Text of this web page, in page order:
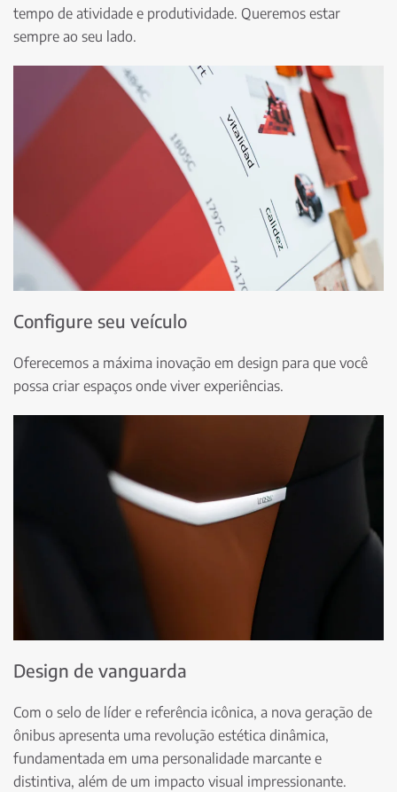
tempo de atividade e produtividade. Queremos estar
sempre ao seu lado.
Configure seu veículo
Oferecemos a máxima inovação em design para que você
possa criar espaços onde viver experiências.
Design de vanguarda
Com o selo de líder e referência icônica, a nova geração de
ônibus apresenta uma revolução estética dinâmica,
fundamentada em uma personalidade marcante e
distintiva, além de um impacto visual impressionante.